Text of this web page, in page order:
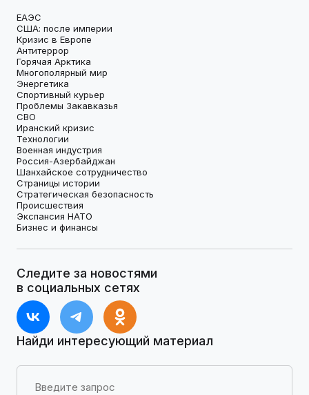
ЕАЭС
США: после империи
Кризис в Европе
Антитеррор
Горячая Арктика
Многополярный мир
Энергетика
Спортивный курьер
Проблемы Закавказья
СВО
Иранский кризис
Технологии
Военная индустрия
Россия-Азербайджан
Шанхайское сотрудничество
Страницы истории
Стратегическая безопасность
Происшествия
Экспансия НАТО
Бизнес и финансы
Следите за новостями
в социальных сетях
Найди интересующий материал